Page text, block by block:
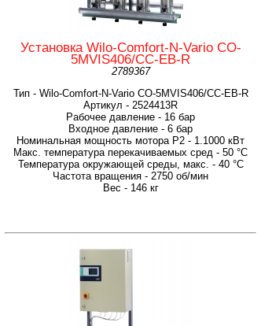
Установка Wilo-Comfort-N-Vario CO-
5MVIS406/CC-EB-R
2789367
Тип - Wilo-Comfort-N-Vario CO-5MVIS406/CC-EB-R
Артикул - 2524413R
Рабочее давление - 16 бар
Входное давление - 6 бар
Номинальная мощность мотора P2 - 1.1000 кВт
Макс. температура перекачиваемых сред - 50 °C
Температура окружающей среды, макс. - 40 °C
Частота вращения - 2750 об/мин
Вес - 146 кг